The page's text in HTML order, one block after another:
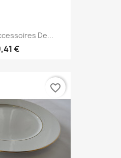
De...
€
favorite_border